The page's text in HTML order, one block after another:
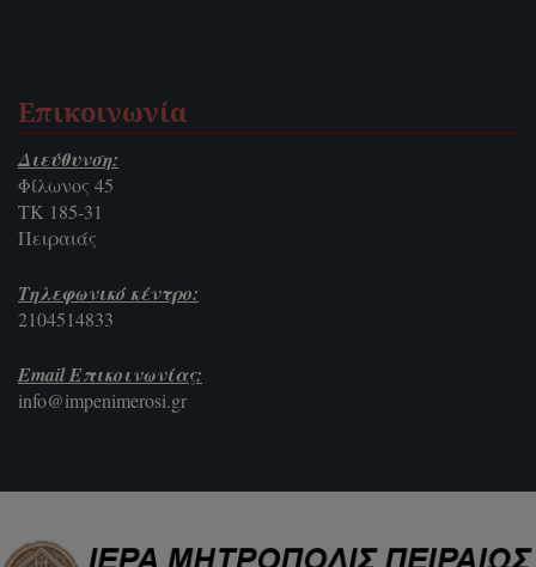
Επικοινωνία
Διεύθυνση:
Φίλωνος 45
ΤΚ 185-31
Πειραιάς
Τηλεφωνικό κέντρο:
2104514833
Email Επικοινωνίας:
info@impenimerosi.gr